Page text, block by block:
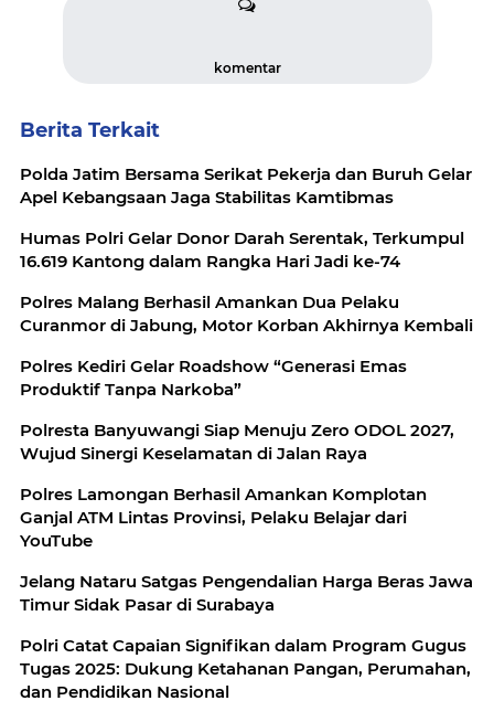
komentar
Berita Terkait
Polda Jatim Bersama Serikat Pekerja dan Buruh Gelar
Apel Kebangsaan Jaga Stabilitas Kamtibmas
Humas Polri Gelar Donor Darah Serentak, Terkumpul
16.619 Kantong dalam Rangka Hari Jadi ke-74
Polres Malang Berhasil Amankan Dua Pelaku
Curanmor di Jabung, Motor Korban Akhirnya Kembali
Polres Kediri Gelar Roadshow “Generasi Emas
Produktif Tanpa Narkoba”
Polresta Banyuwangi Siap Menuju Zero ODOL 2027,
Wujud Sinergi Keselamatan di Jalan Raya
Polres Lamongan Berhasil Amankan Komplotan
Ganjal ATM Lintas Provinsi, Pelaku Belajar dari
YouTube
Jelang Nataru Satgas Pengendalian Harga Beras Jawa
Timur Sidak Pasar di Surabaya
Polri Catat Capaian Signifikan dalam Program Gugus
Tugas 2025: Dukung Ketahanan Pangan, Perumahan,
dan Pendidikan Nasional